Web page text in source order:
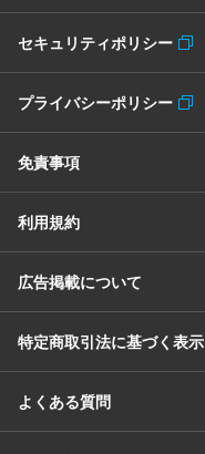
セキュリティポリシー
プライバシーポリシー
免責事項
利用規約
広告掲載について
特定商取引法に基づく表示
よくある質問